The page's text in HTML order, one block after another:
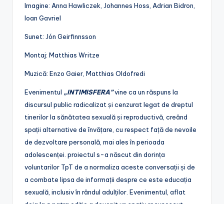
Imagine: Anna Hawliczek, Johannes Hoss, Adrian Bidron,
Ioan Gavriel
Sunet: Jón Geirfinnsson
Montaj: Matthias Writze
Muzică: Enzo Gaier, Matthias Oldofredi
Evenimentul „INTIMISFERA”vine ca un răspuns la
discursul public radicalizat și cenzurat legat de dreptul
tinerilor la sănătatea sexuală și reproductivă, creând
spații alternative de învățare, cu respect față de nevoile
de dezvoltare personală, mai ales în perioada
adolescenței. proiectul s-a născut din dorința
voluntarilor TpT de a normaliza aceste conversații și de
a combate lipsa de informații despre ce este educația
sexuală, inclusiv în rândul adulților. Evenimentul, aflat